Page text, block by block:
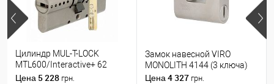
Цилиндр MUL-T-LOCK
MTL600/Interactive+ 62
(31*31) никель сатин
Цена 5 228 грн.
Замок навесной VIRO
MONOLITH 4144 (3 ключа)
Цена 4 327 грн.